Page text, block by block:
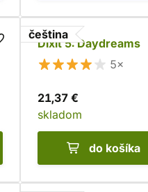
čeština
Dixit 5: Daydreams
5×
21,37 €
skladom
do košíka